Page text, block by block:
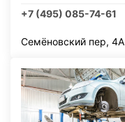
+7 (495) 085-74-61
Семёновский пер, 4А